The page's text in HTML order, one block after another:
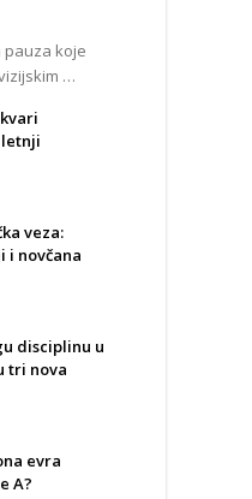
pauza koje
…
veza:
i novčana
disciplinu u
tri nova
evra
A?